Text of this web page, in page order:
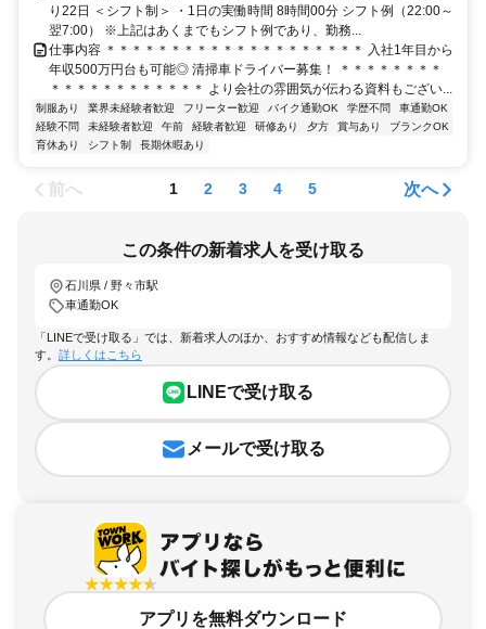
り22日 ＜シフト制＞ ・1日の実働時間 8時間00分 シフト例（22:00～
翌7:00） ※上記はあくまでもシフト例であり、勤務...
仕事内容 ＊＊＊＊＊＊＊＊＊＊＊＊＊＊＊＊＊＊＊＊ 入社1年目から
年収500万円台も可能◎ 清掃車ドライバー募集！ ＊＊＊＊＊＊＊＊
＊＊＊＊＊＊＊＊＊＊＊＊ より会社の雰囲気が伝わる資料もござい...
制服あり 業界未経験者歓迎 フリーター歓迎 バイク通勤OK 学歴不問
車通勤OK
経験不問
未経験者歓迎 午前 経験者歓迎 研修あり 夕方 賞与あり
ブランクOK
育休あり
シフト制 長期休暇あり
前へ 1 2 3 4 5 次へ
この条件の新着求人を受け取る
石川県 / 野々市駅
車通勤OK
「LINEで受け取る」では、新着求人のほか、おすすめ情報なども配信しま
す。 詳しくはこちら
LINEで受け取る
メールで受け取る
アプリを無料ダウンロード